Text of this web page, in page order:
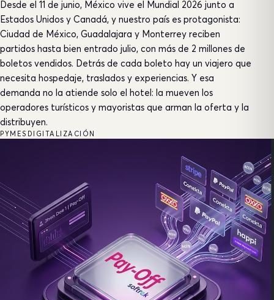
Desde el 11 de junio, México vive el Mundial 2026 junto a
Estados Unidos y Canadá, y nuestro país es protagonista:
Ciudad de México, Guadalajara y Monterrey reciben
partidos hasta bien entrado julio, con más de 2 millones de
boletos vendidos. Detrás de cada boleto hay un viajero que
necesita hospedaje, traslados y experiencias. Y esa
demanda no la atiende solo el hotel: la mueven los
operadores turísticos y mayoristas que arman la oferta y la
distribuyen.
PYMES DIGITALIZACIÓN